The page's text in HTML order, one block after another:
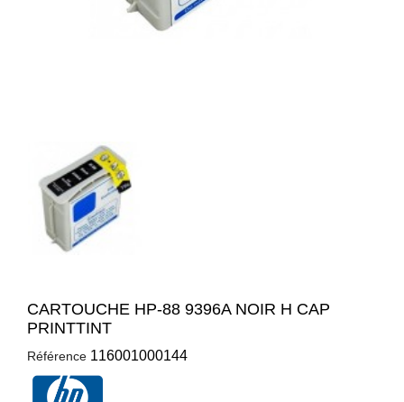
CARTOUCHE HP-88 9396A NOIR H CAP
PRINTTINT
Référence 116001000144